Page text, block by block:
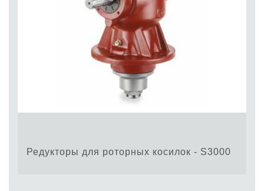
Редукторы для роторных косилок - S3000